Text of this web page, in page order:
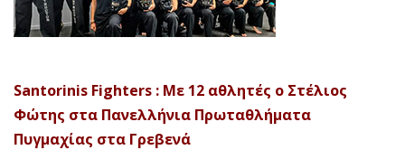
Santorinis Fighters : Με 12 αθλητές ο Στέλιος
Φώτης στα Πανελλήνια Πρωταθλήματα
Πυγμαχίας στα Γρεβενά